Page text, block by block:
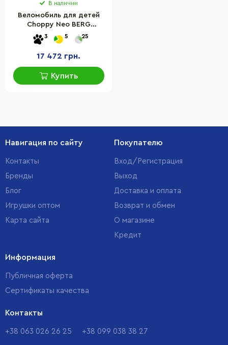
В наличии
Веломобиль для детей
Choppy Neo BERG
24.15.01.00
3 5 25
17 472 грн.
Купить
Навигация по сайту
Контакты
Бренды
Блог
Игрушки оптом
Карта сайта
Покупателю
Вход/Регистрация
Выход
Доставка и оплата
Возврат и обмен
О магазине
Кредит
Информация
Публичная оферта
Сертификаты качества
Контакты
+38 063 026 26 25 +38 099 038 38 27